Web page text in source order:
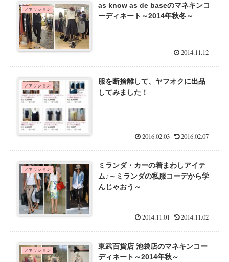
ファッション
as know as de baseのマネキンコ
ーディネート～2014年秋冬～
2014.11.12
ファッション
服を断捨離して、ヤフオクに出品
してみました！
2016.02.03 2016.02.07
ファッション
ミランダ・カーの着まわしアイテ
ム♪～ミランダの私服コーデから学
んじゃおう～
2014.11.01 2014.11.02
ファッション
東武百貨店 池袋店のマネキンコー
ディネート～2014年秋～